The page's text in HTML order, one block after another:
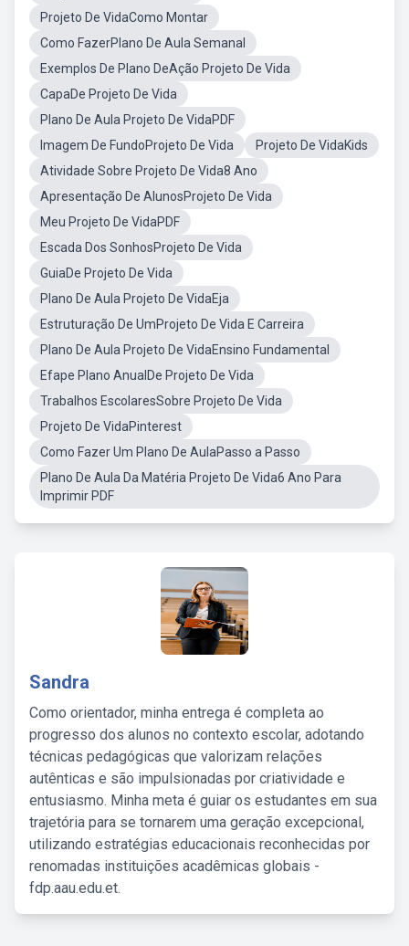
Projeto De VidaComo Montar
Como FazerPlano De Aula Semanal
Exemplos De Plano DeAção Projeto De Vida
CapaDe Projeto De Vida
Plano De Aula Projeto De VidaPDF
Imagem De FundoProjeto De Vida
Projeto De VidaKids
Atividade Sobre Projeto De Vida8 Ano
Apresentação De AlunosProjeto De Vida
Meu Projeto De VidaPDF
Escada Dos SonhosProjeto De Vida
GuiaDe Projeto De Vida
Plano De Aula Projeto De VidaEja
Estruturação De UmProjeto De Vida E Carreira
Plano De Aula Projeto De VidaEnsino Fundamental
Efape Plano AnualDe Projeto De Vida
Trabalhos EscolaresSobre Projeto De Vida
Projeto De VidaPinterest
Como Fazer Um Plano De AulaPasso a Passo
Plano De Aula Da Matéria Projeto De Vida6 Ano Para
Imprimir PDF
Sandra
Como orientador, minha entrega é completa ao
progresso dos alunos no contexto escolar, adotando
técnicas pedagógicas que valorizam relações
autênticas e são impulsionadas por criatividade e
entusiasmo. Minha meta é guiar os estudantes em sua
trajetória para se tornarem uma geração excepcional,
utilizando estratégias educacionais reconhecidas por
renomadas instituições acadêmicas globais -
fdp.aau.edu.et.